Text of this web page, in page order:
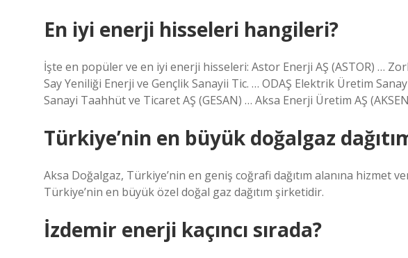
En iyi enerji hisseleri hangileri?
İşte en popüler ve en iyi enerji hisseleri: Astor Enerji AŞ (ASTOR) …
Say Yeniliği Enerji ve Gençlik Sanayii Tic. … ODAŞ Elektrik Üretim
Sanayi Taahhüt ve Ticaret AŞ (GESAN) … Aksa Enerji Üretim AŞ
Türkiye’nin en büyük doğalgaz
Aksa Doğalgaz, Türkiye’nin en geniş coğrafi dağıtım alanına hizmet
Türkiye’nin en büyük özel doğal gaz dağıtım şirketidir.
İzdemir enerji kaçıncı sırada?